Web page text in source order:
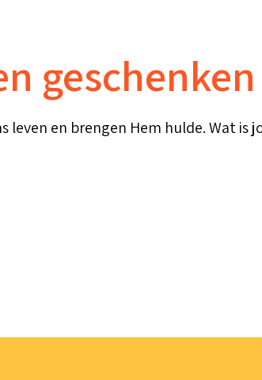
geschenken
leven en brengen Hem hulde. Wat is